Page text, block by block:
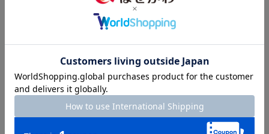
※その他ご要望がございましたら備考欄にご記載ください。